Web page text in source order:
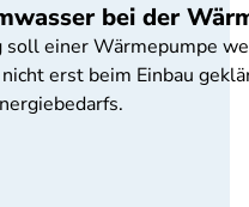
bei der
einer Wärmepumpe
erst beim Einbau